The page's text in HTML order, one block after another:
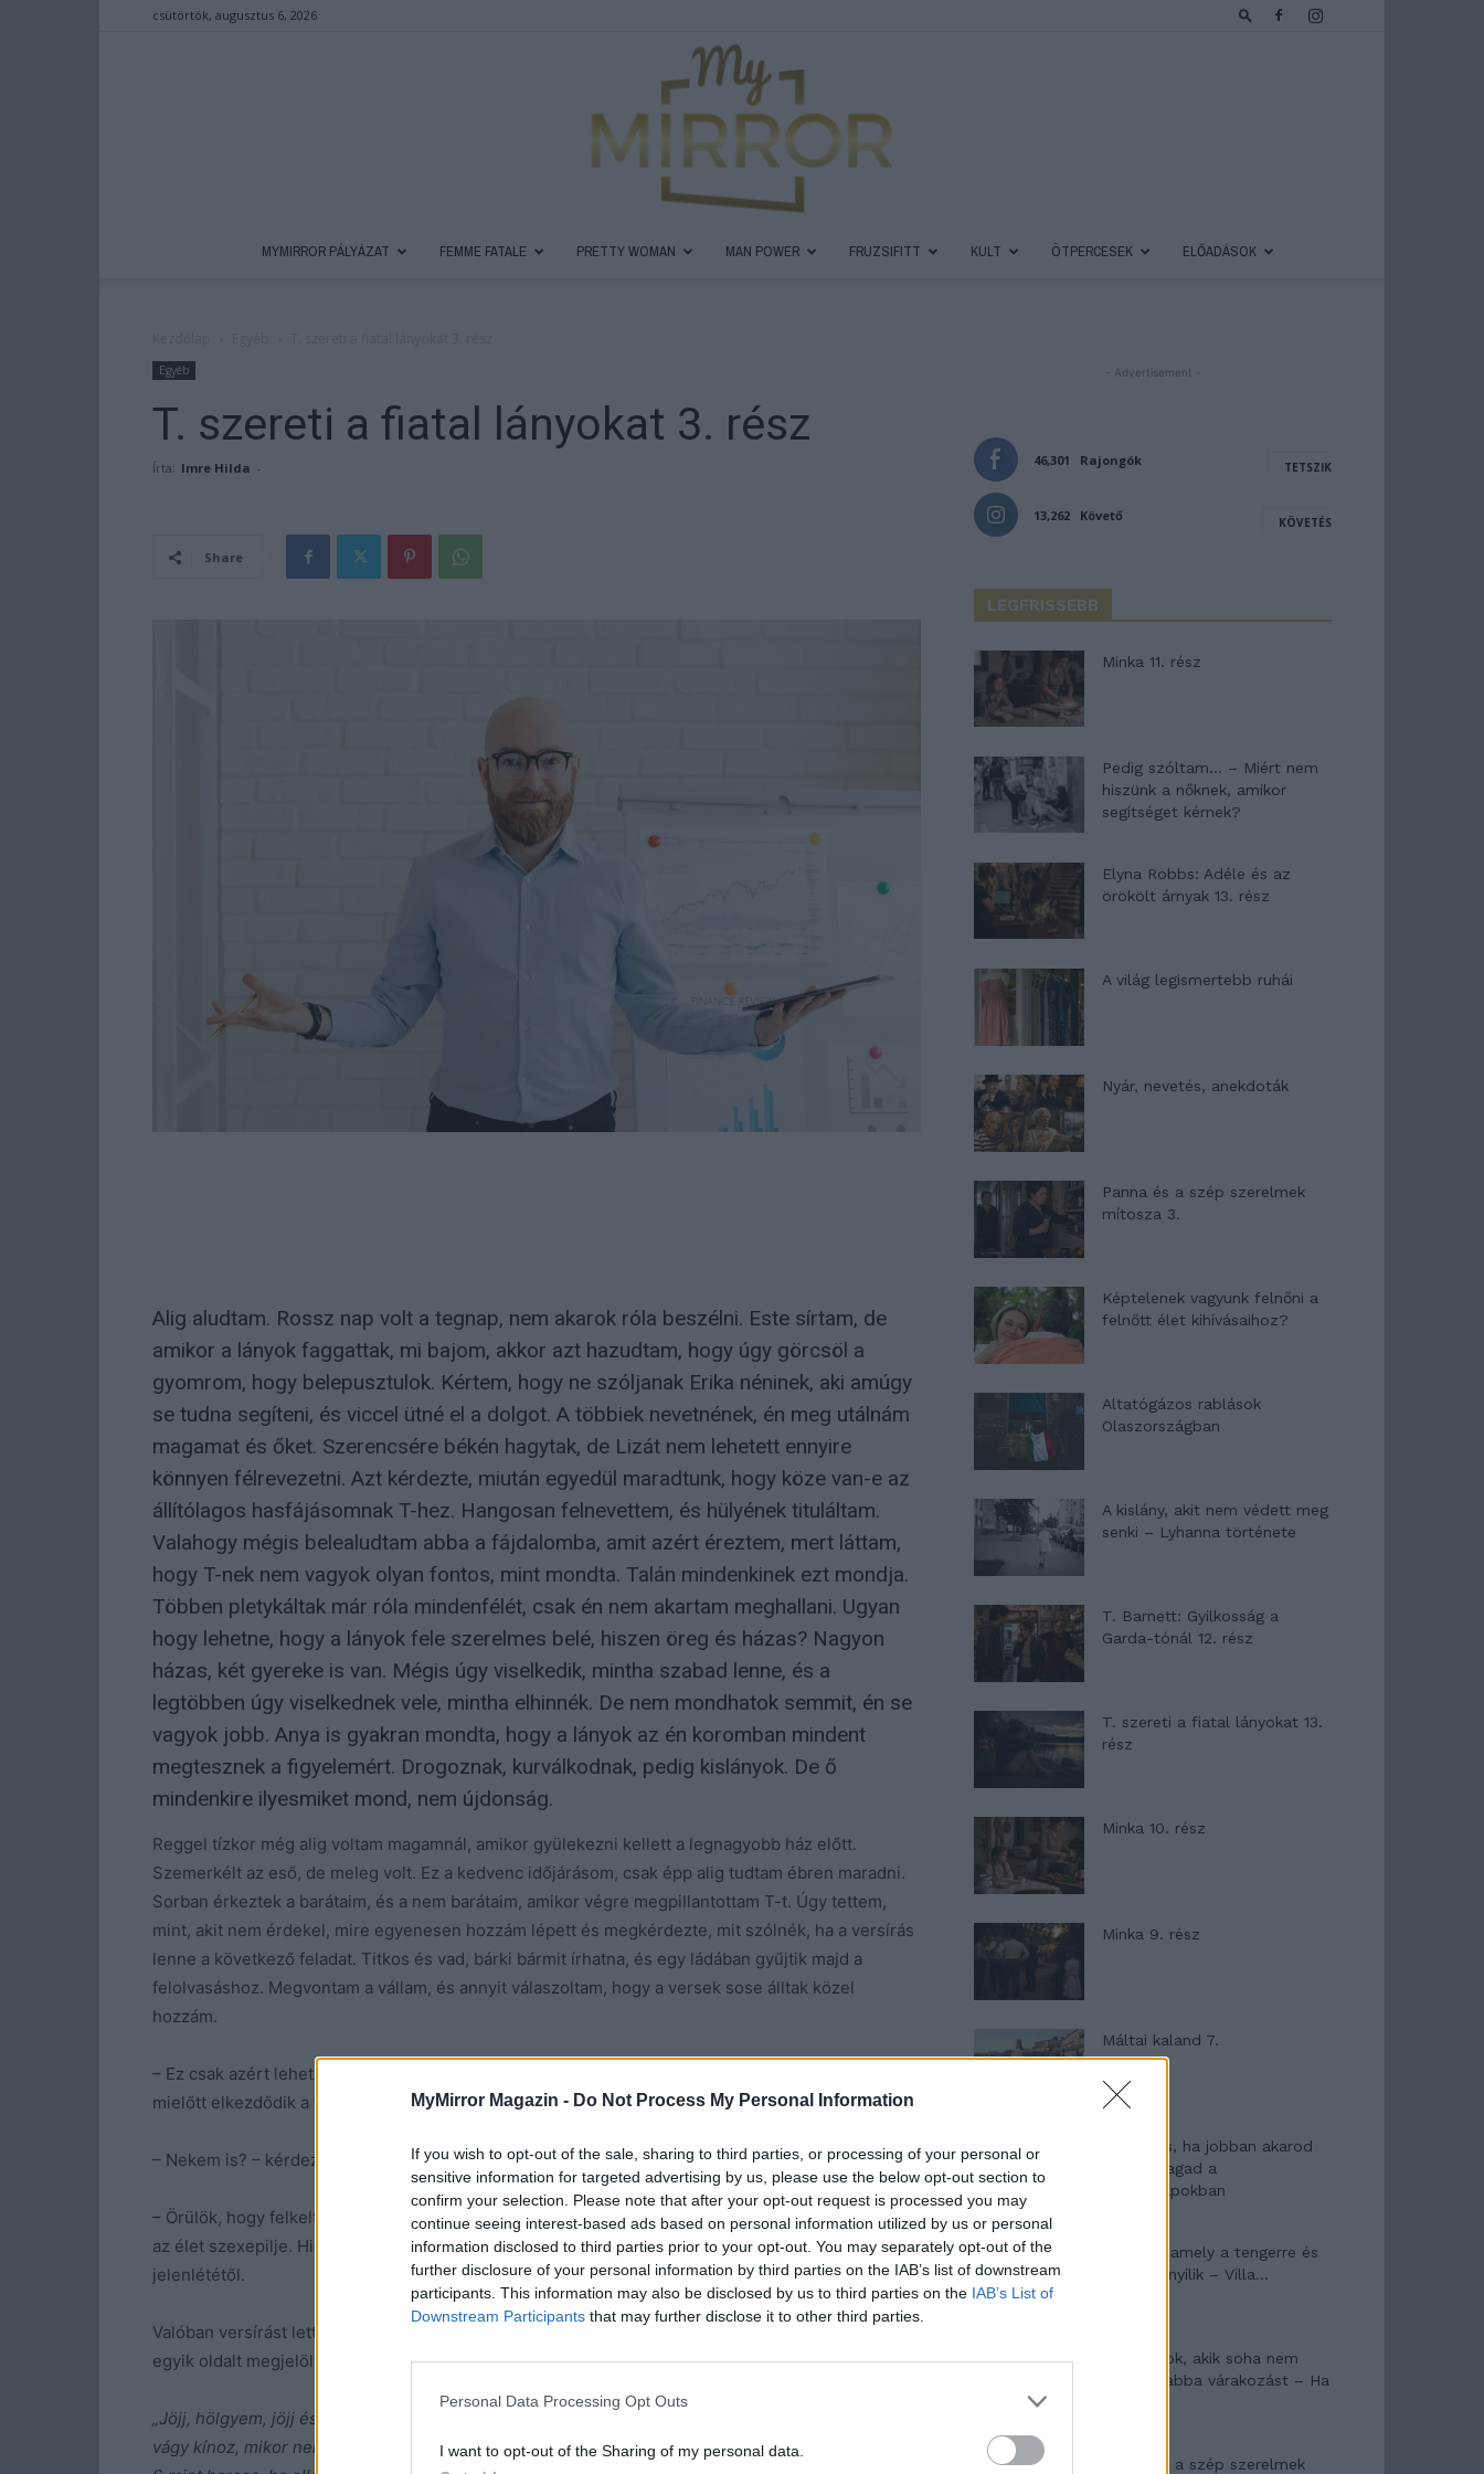
MyMirror Magazin - Do Not Process My Personal Information
If you wish to opt-out of the sale, sharing to third parties, or processing of your personal or
sensitive information for targeted advertising by us, please use the below opt-out section to
confirm your selection. Please note that after your opt-out request is processed you may
continue seeing interest-based ads based on personal information utilized by us or personal
information disclosed to third parties prior to your opt-out. You may separately opt-out of the
further disclosure of your personal information by third parties on the IAB’s list of downstream
participants. This information may also be disclosed by us to third parties on the IAB’s List of
Downstream Participants that may further disclose it to other third parties.
Personal Data Processing Opt Outs
I want to opt-out of the Sharing of my personal data.
csütörtök, augusztus 6, 2026
Magazin
MYMIRROR PÁLYÁZAT FEMME FATALE PRETTY WOMAN MAN POWER FRUZSIFITT KULT ÖTPERCESEK ELŐADÁSOK
Egyéb
T. szereti a fiatal lányokat 3. rész
Írta: Imre Hilda -
Share
Alig aludtam. Rossz nap volt a tegnap, nem akarok róla beszélni. Este sírtam, de
amikor a lányok faggattak, mi bajom, akkor azt hazudtam, hogy úgy görcsöl a
gyomrom, hogy belepusztulok. Kértem, hogy ne szóljanak Erika néninek, aki amúgy
se tudna segíteni, és viccel ütné el a dolgot. A többiek nevetnének, én meg utálnám
magamat és őket. Szerencsére békén hagytak, de Lizát nem lehetett ennyire
könnyen félrevezetni. Azt kérdezte, miután egyedül maradtunk, hogy köze van-e az
állítólagos hasfájásomnak T-hez. Hangosan felnevettem, és hülyének tituláltam.
Valahogy mégis belealudtam abba a fájdalomba, amit azért éreztem, mert láttam,
hogy T-nek nem vagyok olyan fontos, mint mondta. Talán mindenkinek ezt mondja.
Többen pletykáltak már róla mindenfélét, csak én nem akartam meghallani. Ugyan
hogy lehetne, hogy a lányok fele szerelmes belé, hiszen öreg és házas? Nagyon
házas, két gyereke is van. Mégis úgy viselkedik, mintha szabad lenne, és a
legtöbben úgy viselkednek vele, mintha elhinnék. De nem mondhatok semmit, én se
vagyok jobb. Anya is gyakran mondta, hogy a lányok az én koromban mindent
megtesznek a figyelemért. Drogoznak, kurválkodnak, pedig kislányok. De ő
mindenkire ilyesmiket mond, nem újdonság.
Reggel tízkor még alig voltam magamnál, amikor gyülekezni kellett a legnagyobb ház előtt.
Szemerkélt az eső, de meleg volt. Ez a kedvenc időjárásom, csak épp alig tudtam ébren maradni.
Sorban érkeztek a barátaim, és a nem barátaim, amikor végre megpillantottam T-t. Úgy tettem,
mint, akit nem érdekel, mire egyenesen hozzám lépett és megkérdezte, mit szólnék, ha a versírás
lenne a következő feladat. Titkos és vad, bárki bármit írhatna, és egy ládában gyűjtik majd a
felolvasáshoz. Megvontam a vállam, és annyit válaszoltam, hogy a versek sose álltak közel
hozzám.
– Ez csak azért lehet, mert nem találkoztál igazán jó verssel – közölte. – Hozok neked párat,
mielőtt elkezdődik a feladat. Jó?
– Nekem is? – kérdezte ribancos mosollyal Enci, aki mindent hallott.
– Örülök, hogy felkeltettem az érdeklődésed – közölte gyorsan széles vigyorral. – Lányok, a vers
az élet szexepilje. Higgyétek el! – Azzal faképnél hagyott, miközben nekem kiszáradt a szám a
jelenlététől.
Valóban versírást lett a feladat. T. egy Faludy kötetet nyomott a kezembe percekkel később. Az
egyik oldalt megjelölte, és ez a négy sor állt rajta:
„Jöjj, hölgyem, jöjj és vetkőzz le velem,
vágy kínoz, mikor nem szeretkezem.
- Advertisement -
46,301 Rajongók TETSZIK
13,262 Követő KÖVETÉS
LEGFRISSEBB
Minka 11. rész
Pedig szóltam… – Miért nem
hiszünk a nőknek, amikor
segítséget kérnek?
Elyna Robbs: Adéle és az
örökölt árnyak 13. rész
A világ legismertebb ruhái
Nyár, nevetés, anekdoták
Panna és a szép szerelmek
mítosza 3.
Képtelenek vagyunk felnőni a
felnőtt élet kihívásaihoz?
Altatógázos rablások
Olaszországban
A kislány, akit nem védett meg
senki – Lyhanna története
T. Barnett: Gyilkosság a
Garda-tónál 12. rész
T. szereti a fiatal lányokat 13.
rész
Minka 10. rész
Minka 9. rész
Máltai kaland 7.
10 tanács, ha jobban akarod
érezni magad a
hétköznapokban
Egy ház, amely a tengerre és
a fényre nyílik – Villa...
A családok, akik soha nem
hagyták abba várakozást – Ha
Panna és a szép szerelmek